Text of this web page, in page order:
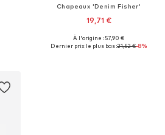
Chapeaux 'Denim Fisher'
19,71 €
Tailles disponibles: 55-56, 57-58
À l'origine : 57,90 €
Dernier prix le plus bas :21,52 €-8%